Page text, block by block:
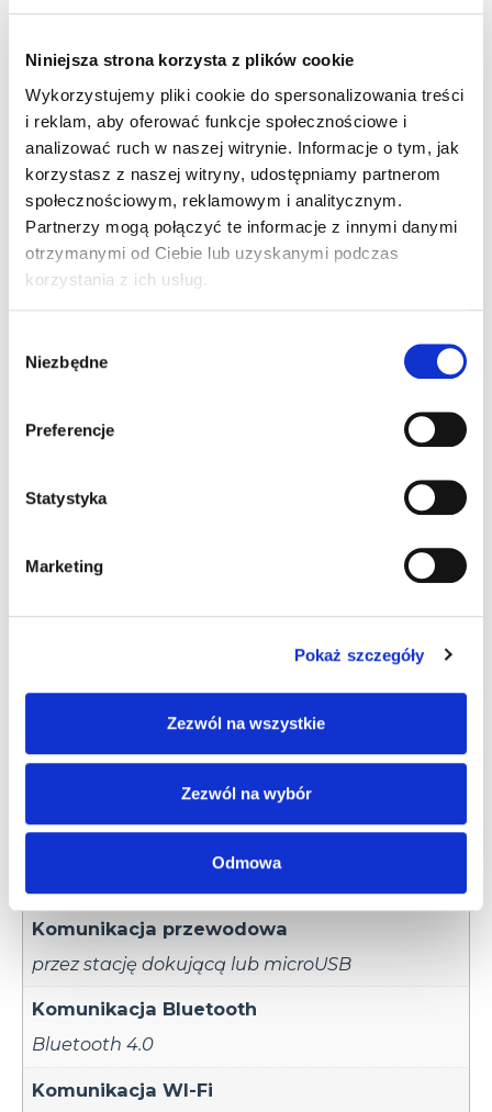
Niniejsza strona korzysta z plików cookie
Wykorzystujemy pliki cookie do spersonalizowania treści
i reklam, aby oferować funkcje społecznościowe i
analizować ruch w naszej witrynie. Informacje o tym, jak
korzystasz z naszej witryny, udostępniamy partnerom
społecznościowym, reklamowym i analitycznym.
Partnerzy mogą połączyć te informacje z innymi danymi
otrzymanymi od Ciebie lub uzyskanymi podczas
korzystania z ich usług.
zgody
Niezbędne
Preferencje
Statystyka
Marketing
Pokaż szczegóły
Zezwól na wszystkie
Zezwól na wybór
Odmowa
Informacje
dodatkowe
System operacyjny
Pamięć RAM
Pamięć Flash
SD do 4 GB
Rozdzielczość ekranu
854 x 480 FWVGA
Typ czytnika kodów
1D i 2D – Short Range
Komunikacja przewodowa
przez stację dokującą lub microUSB
Komunikacja Bluetooth
Bluetooth 4.0
Komunikacja WI-Fi